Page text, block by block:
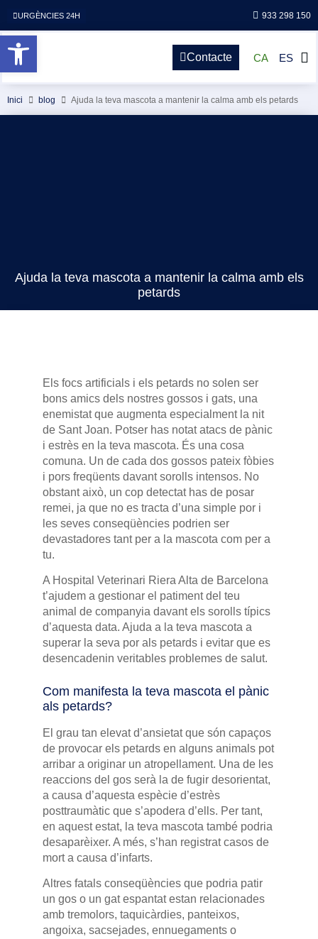
Obre la barra d'eines
URGÈNCIES 24H 933 298 150
Contacte CA ES
Inici blog Ajuda la teva mascota a mantenir la calma amb els petards
Ajuda la teva mascota a mantenir la calma amb els
petards
Els focs artificials i els petards no solen ser
bons amics dels nostres gossos i gats, una
enemistat que augmenta especialment la nit
de Sant Joan. Potser has notat atacs de pànic
i estrès en la teva mascota. És una cosa
comuna. Un de cada dos gossos pateix fòbies
i pors freqüents davant sorolls intensos. No
obstant això, un cop detectat has de posar
remei, ja que no es tracta d’una simple por i
les seves conseqüències podrien ser
devastadores tant per a la mascota com per a
tu.
A Hospital Veterinari Riera Alta de Barcelona
t’ajudem a gestionar el patiment del teu
animal de companyia davant els sorolls típics
d’aquesta data. Ajuda a la teva mascota a
superar la seva por als petards i evitar que es
desencadenin veritables problemes de salut.
Com manifesta la teva mascota el pànic
als petards?
El grau tan elevat d’ansietat que són capaços
de provocar els petards en alguns animals pot
arribar a originar un atropellament. Una de les
reaccions del gos serà la de fugir desorientat,
a causa d’aquesta espècie d’estrès
posttraumàtic que s’apodera d’ells. Per tant,
en aquest estat, la teva mascota també podria
desaparèixer. A més, s’han registrat casos de
mort a causa d’infarts.
Altres fatals conseqüències que podria patir
un gos o un gat espantat estan relacionades
amb tremolors, taquicàrdies, panteixos,
angoixa, sacsejades, ennuegaments o